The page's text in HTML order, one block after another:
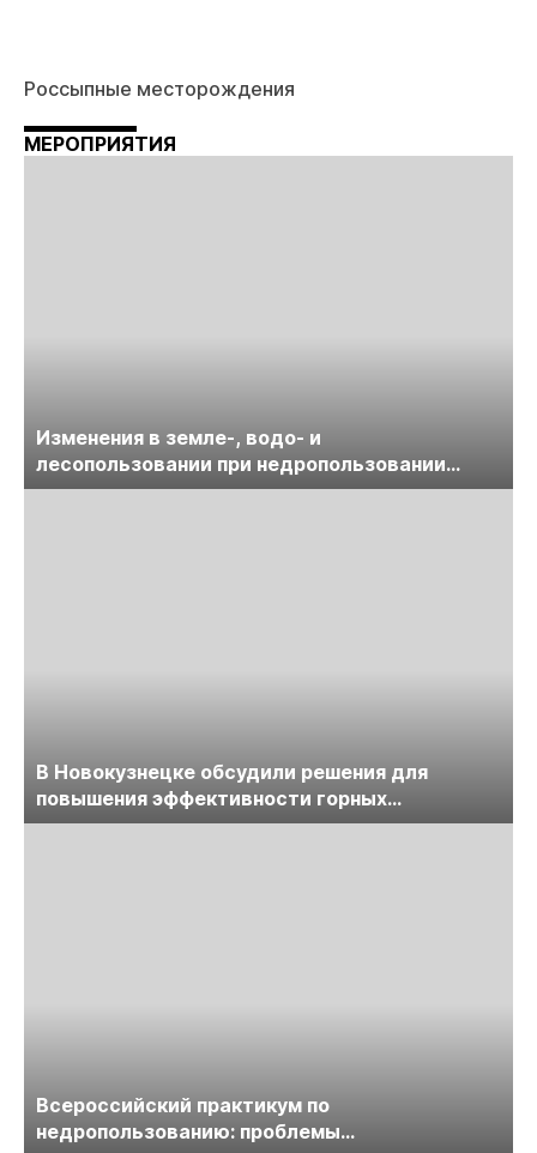
Россыпные месторождения
МЕРОПРИЯТИЯ
Изменения в земле-, водо- и
лесопользовании при недропользовании
обсудят на семинаре «ПравоТЭК»
В Новокузнецке обсудили решения для
повышения эффективности горных
предприятий
Всероссийский практикум по
недропользованию: проблемы